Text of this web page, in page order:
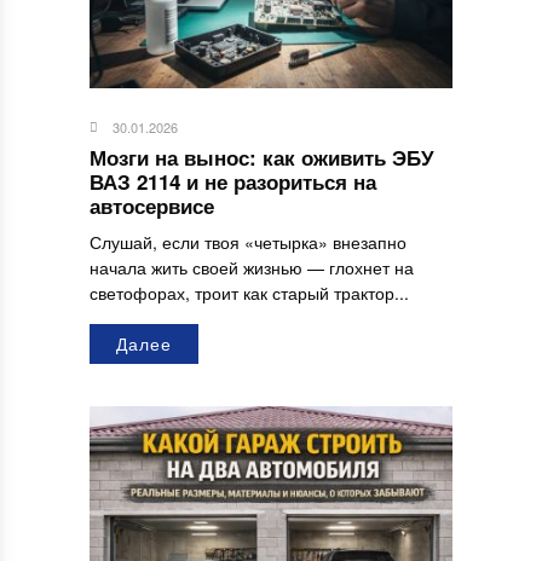
30.01.2026
Мозги на вынос: как оживить ЭБУ
ВАЗ 2114 и не разориться на
автосервисе
Слушай, если твоя «четырка» внезапно
начала жить своей жизнью — глохнет на
светофорах, троит как старый трактор...
Далее